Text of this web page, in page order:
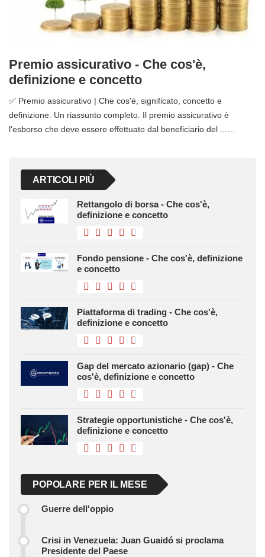
Premio assicurativo - Che cos'è,
definizione e concetto
✅ Premio assicurativo | Che cos'è, significato, concetto e
definizione. Un riassunto completo. Il premio assicurativo è
l'esborso che deve essere effettuato dal beneficiario del ...…
ARTICOLI PIÙ
Rettangolo di borsa - Che cos'è,
definizione e concetto
Fondo pensione - Che cos'è, definizione
e concetto
Piattaforma di trading - Che cos'è,
definizione e concetto
Gap del mercato azionario (gap) - Che
cos'è, definizione e concetto
Strategie opportunistiche - Che cos'è,
definizione e concetto
POPOLARE PER IL MESE
Guerre dell'oppio
Crisi in Venezuela: Juan Guaidó si proclama
Presidente del Paese